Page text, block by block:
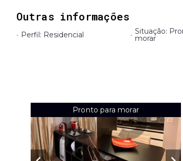
Outras informações
• Perfil: Residencial • Situação:
morar
Pronto para morar